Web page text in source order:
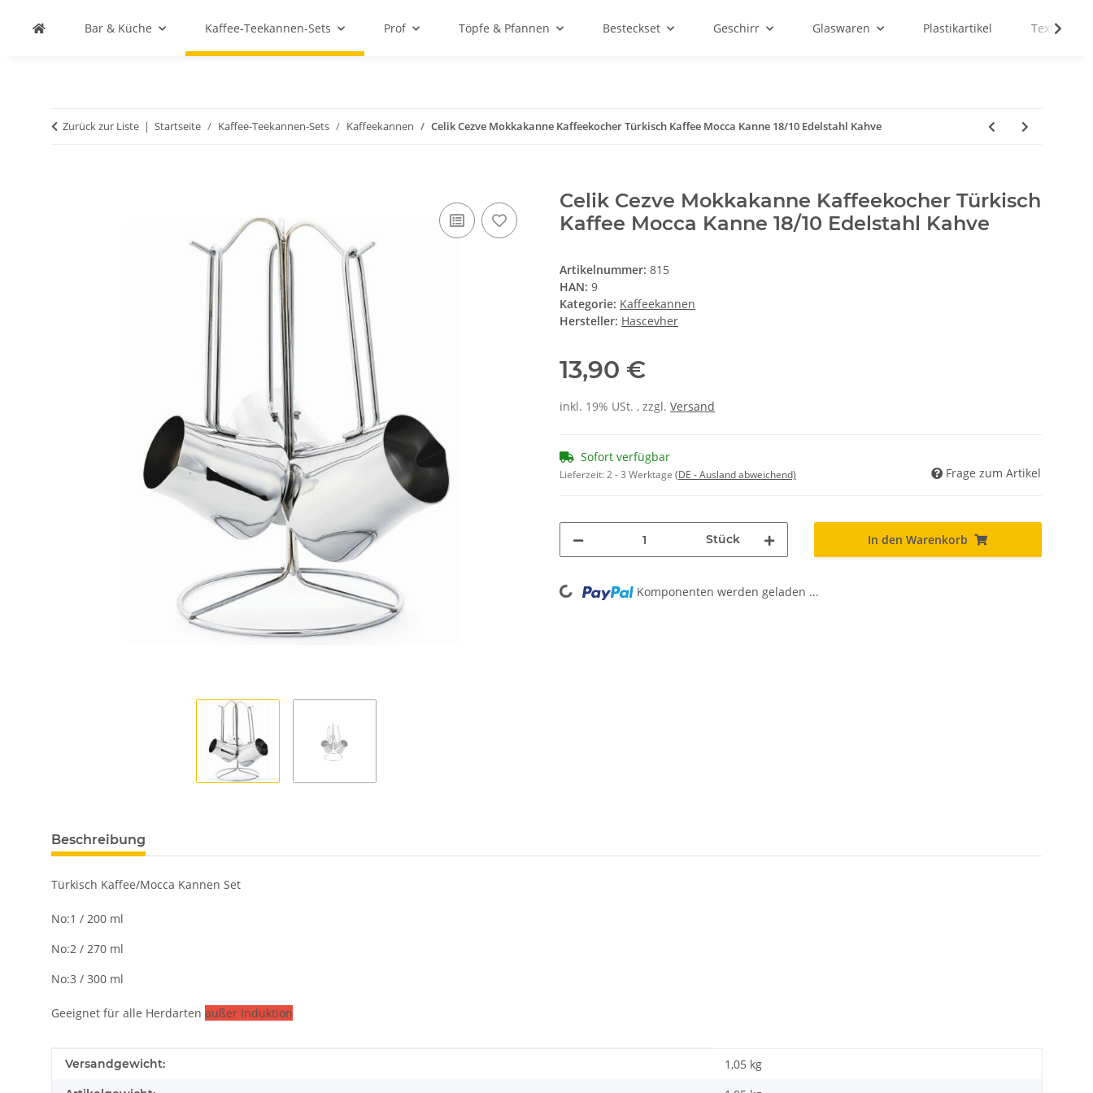
Bar & Küche Kaffee-Teekannen-Sets Prof Töpfe & Pfannen Besteckset Geschirr Glaswaren Plastikartikel Textilien
Zurück zur Liste Startseite Kaffee-Teekannen-Sets Kaffeekannen Celik Cezve Mokkakanne Kaffeekocher Türkisch Kaffee Mocca Kanne 18/10 Edelstahl Kahve
Celik Cezve Mokkakanne Kaffeekocher Türkisch
Kaffee Mocca Kanne 18/10 Edelstahl Kahve
Artikelnummer: 815
HAN: 9
Kategorie: Kaffeekannen
Hersteller: Hascevher
13,90 €
inkl. 19% USt. , zzgl. Versand
Sofort verfügbar
Lieferzeit:2 - 3 Werktage (DE - Ausland abweichend) Frage zum Artikel
Stück In den Warenkorb
Loading... Komponenten werden geladen ...
Beschreibung
Türkisch Kaffee/Mocca Kannen Set
No:1 / 200 ml
No:2 / 270 ml
No:3 / 300 ml
Geeignet für alle Herdarten außer Induktion
Produkteigenschaft
Wert
Versandgewicht: 1,05 kg